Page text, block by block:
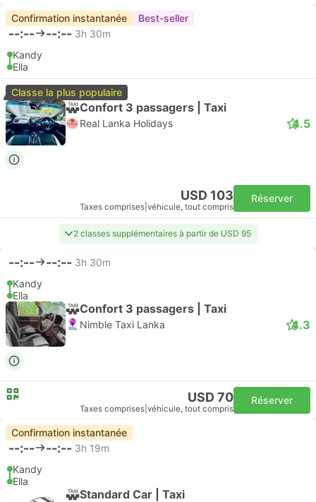
Confirmation instantanée Best-seller
--:-- --:-- 3h 30m
Kandy
Ella
Classe la plus populaire
Confort 3 passagers | Taxi
Real Lanka Holidays 4.5
USD 103
Taxes comprises véhicule, tout compris
Réserver
2 classes supplémentaires à partir de USD 95
--:-- --:-- 3h 30m
Kandy
Ella
Confort 3 passagers | Taxi
Nimble Taxi Lanka 4.3
USD 70
Taxes comprises véhicule, tout compris
Réserver
Confirmation instantanée
--:-- --:-- 3h 19m
Kandy
Ella
Standard Car | Taxi